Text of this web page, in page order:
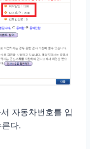
자동차번호를 입
다.